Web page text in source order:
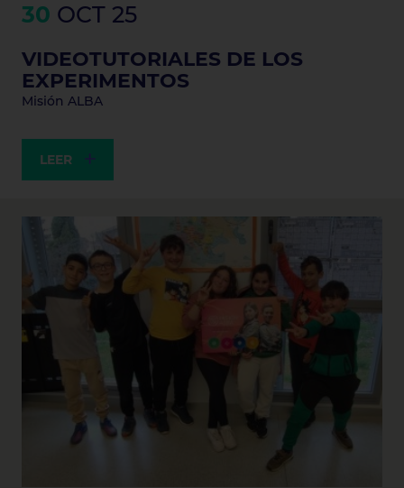
30 OCT 25
VIDEOTUTORIALES DE LOS
EXPERIMENTOS
Misión ALBA
LEER